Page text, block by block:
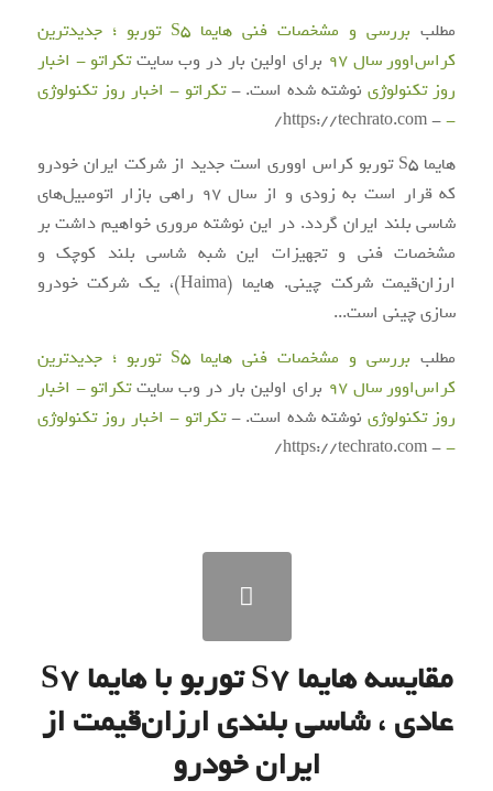
مطلب
بررسی و مشخصات فنی هایما S5 توربو ؛ جدیدترین
کراس‌اوور سال ۹۷
برای اولین بار در وب سایتتکراتو - اخبار
روز تکنولوژینوشته شده است. -تکراتو - اخبار روز تکنولوژی
-
- https://techrato.com/
هایما S5 توربو کراس اووری است جدید از شرکت ایران خودرو
که قرار است به زودی و از سال ۹۷ راهی بازار اتومبیل‌های
شاسی بلند ایران گردد. در این نوشته مروری خواهیم داشت بر
مشخصات فنی و تجهیزات این شبه شاسی بلند کوچک و
ارزان‌قیمت شرکت چینی. هایما (Haima)، یک شرکت خودرو
سازی چینی است...
مطلب
بررسی و مشخصات فنی هایما S5 توربو ؛ جدیدترین
کراس‌اوور سال ۹۷
برای اولین بار در وب سایتتکراتو - اخبار
روز تکنولوژینوشته شده است. -تکراتو - اخبار روز تکنولوژی
-
- https://techrato.com/
مقایسه هایما S7 توربو با هایما S7
عادی ، شاسی بلندی ارزان‌قیمت از
ایران خودرو